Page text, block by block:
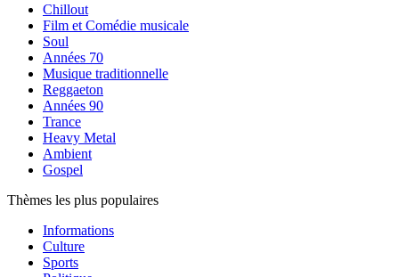
Chillout
Film et Comédie musicale
Soul
Années 70
Musique traditionnelle
Reggaeton
Années 90
Trance
Heavy Metal
Ambient
Gospel
Thèmes les plus populaires
Informations
Culture
Sports